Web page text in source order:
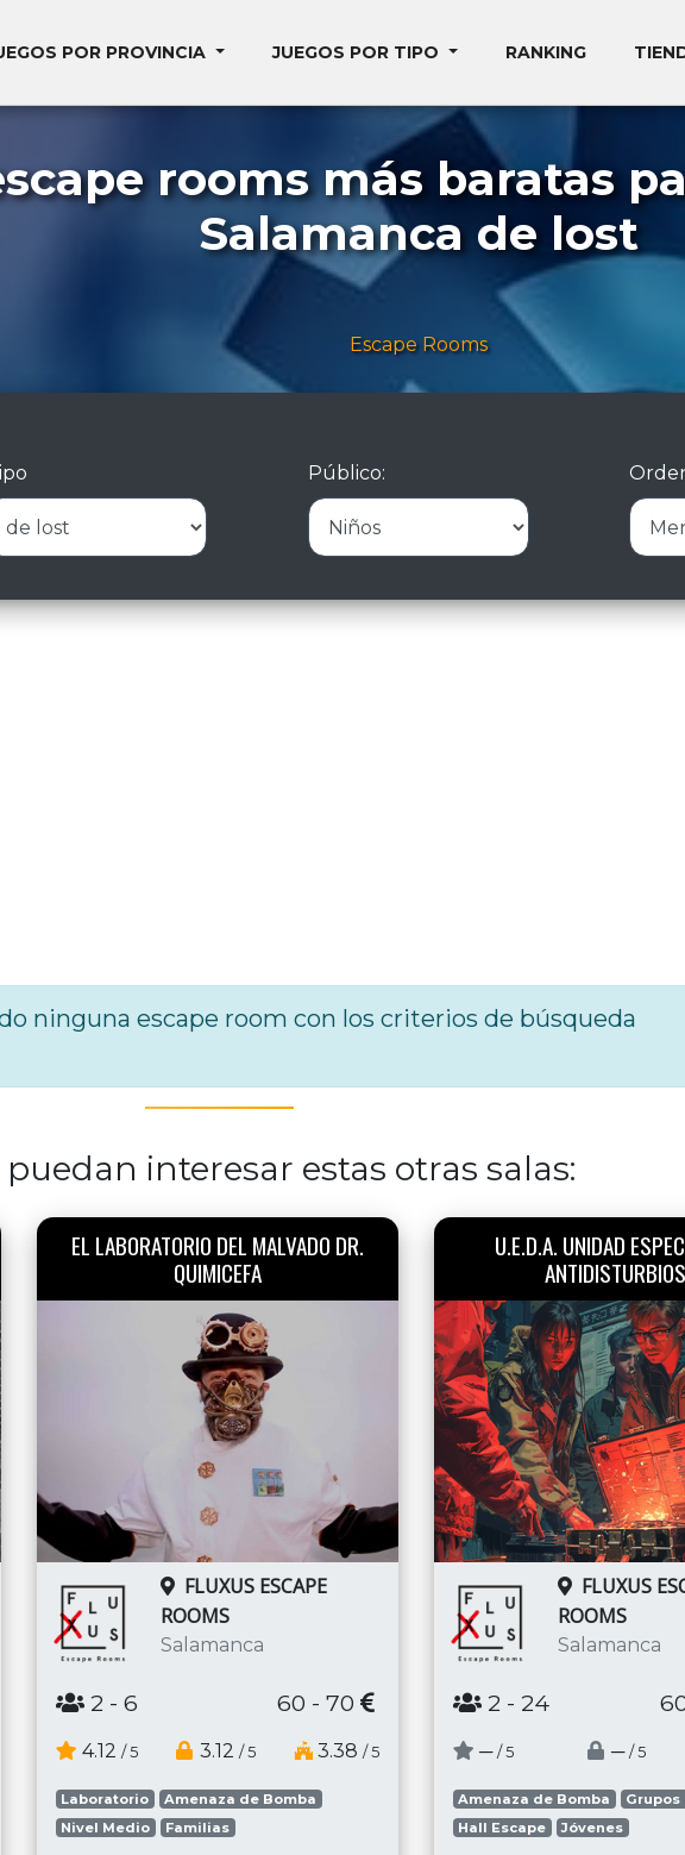
POR PROVINCIA JUEGOS POR TIPO RANKING
rooms más baratas
Salamanca de lost
Escape Rooms
Público:
ninguna escape room con los criterios de búsqueda
puedan interesar estas otras salas:
EL LABORATORIO DEL MALVADO DR.
QUIMICEFA
FLUXUS ESCAPE
ROOMS
Salamanca
2 - 6 60 - 70
4.12 / 5 3.12 / 5 3.38 / 5
Laboratorio
Amenaza de Bomba
Nivel Medio
Familias
U.E.D.A. UNIDAD
ANTIDISTURBIOS
FLUXUS
ROOMS
Salamanca
2 - 24
─ / 5 ─ / 5
Amenaza de Bomba
Hall Escape
Jóvenes